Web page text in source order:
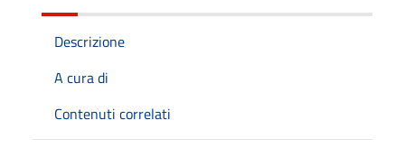
Descrizione
A cura di
Contenuti correlati